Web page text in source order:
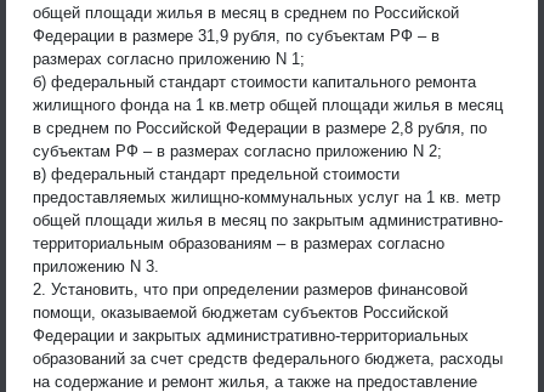
общей площади жилья в месяц в среднем по Российской
Федерации в размере 31,9 рубля, по субъектам РФ – в
размерах согласно приложению N 1;
б) федеральный стандарт стоимости капитального ремонта
жилищного фонда на 1 кв.метр общей площади жилья в месяц
в среднем по Российской Федерации в размере 2,8 рубля, по
субъектам РФ – в размерах согласно приложению N 2;
в) федеральный стандарт предельной стоимости
предоставляемых жилищно-коммунальных услуг на 1 кв. метр
общей площади жилья в месяц по закрытым административно-
территориальным образованиям – в размерах согласно
приложению N 3.
2. Установить, что при определении размеров финансовой
помощи, оказываемой бюджетам субъектов Российской
Федерации и закрытых административно-территориальных
образований за счет средств федерального бюджета, расходы
на содержание и ремонт жилья, а также на предоставление